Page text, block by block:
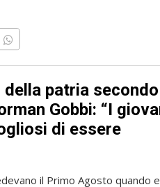
patria secondo
Gobbi: “I
di essere
il Primo Agosto quando